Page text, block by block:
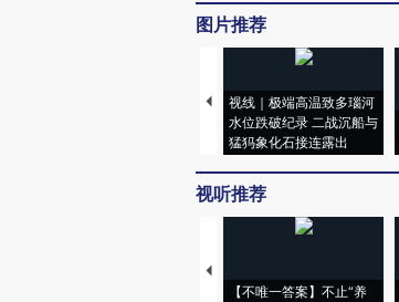
图片推荐
视线｜极端高温致多瑙河
水位跌破纪录 二战沉船与
猛犸象化石接连露出
视听推荐
【不唯一答案】不止“养